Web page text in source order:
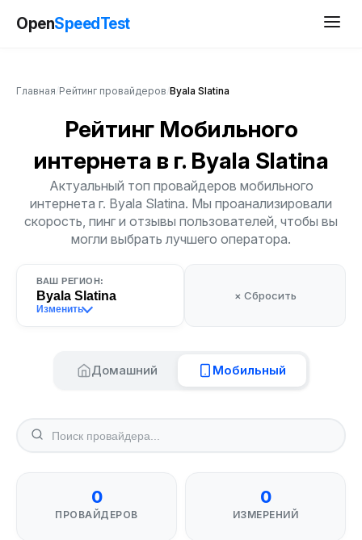
OpenSpeedTest
Главная Рейтинг провайдеров Byala Slatina
Рейтинг Мобильного
интернета в г. Byala Slatina
Актуальный топ провайдеров мобильного
интернета г. Byala Slatina. Мы проанализировали
скорость, пинг и отзывы пользователей, чтобы вы
могли выбрать лучшего оператора.
ВАШ РЕГИОН:
Byala Slatina
Изменить
× Сбросить
Домашний Мобильный
0
ПРОВАЙДЕРОВ
0
ИЗМЕРЕНИЙ